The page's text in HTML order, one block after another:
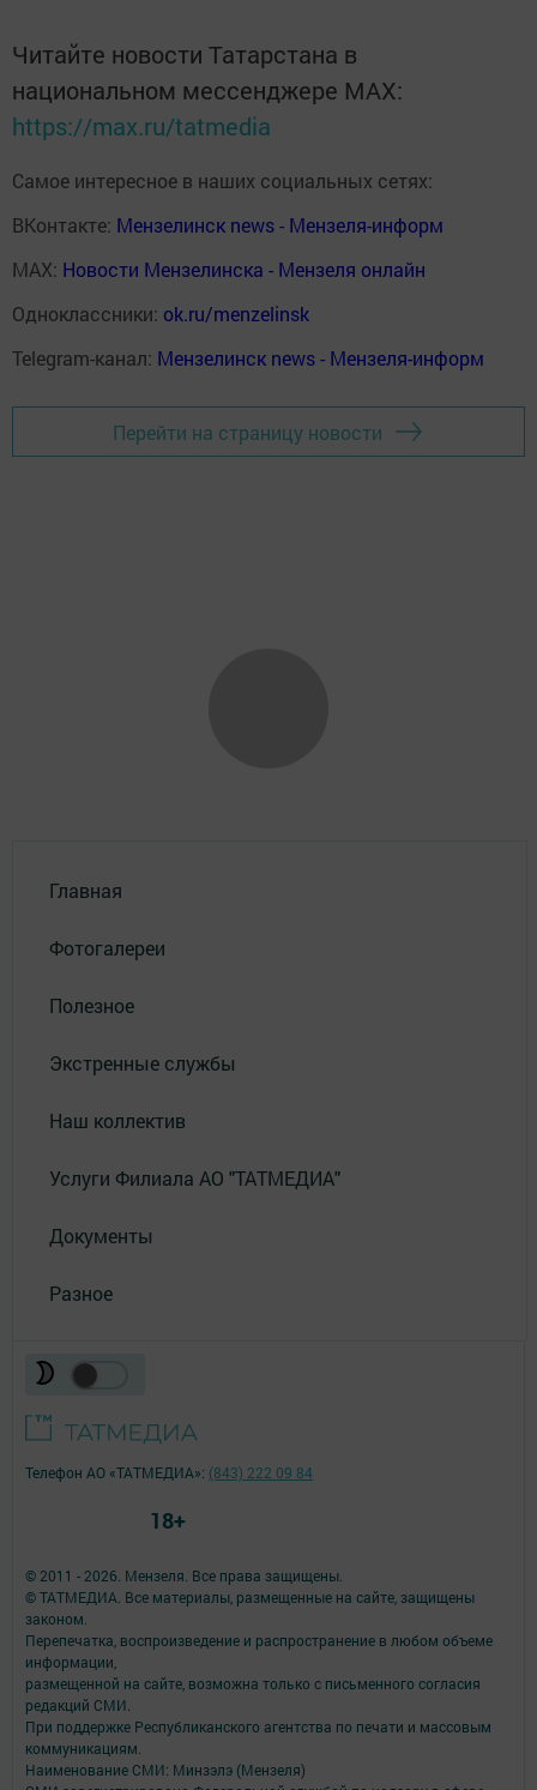
Читайте новости Татарстана в
национальном мессенджере MАХ:
https://max.ru/tatmedia
Самое интересное в наших социальных сетях:
ВКонтакте: Мензелинск news - Мензеля-информ
MAX: Новости Мензелинска - Мензеля онлайн
Одноклассники: ok.ru/menzelinsk
Telegram-канал: Мензелинск news - Мензеля-информ
Перейти на страницу новости
Главная
Фотогалереи
Полезное
Экстренные службы
Наш коллектив
Услуги Филиала АО "ТАТМЕДИА"
Документы
Разное
© 2011 - 2026. Мензеля. Все права защищены.
© ТАТМЕДИА. Все материалы, размещенные на сайте, защищены
законом.
Перепечатка, воспроизведение и распространение в любом объеме
информации,
размещенной на сайте, возможна только с письменного согласия
редакций СМИ.
При поддержке Республиканского агентства по печати и массовым
коммуникациям.
Наименование СМИ: Минзэлэ (Мензеля)
Телефон АО «ТАТМЕДИА»: (843) 222 09 84
18+